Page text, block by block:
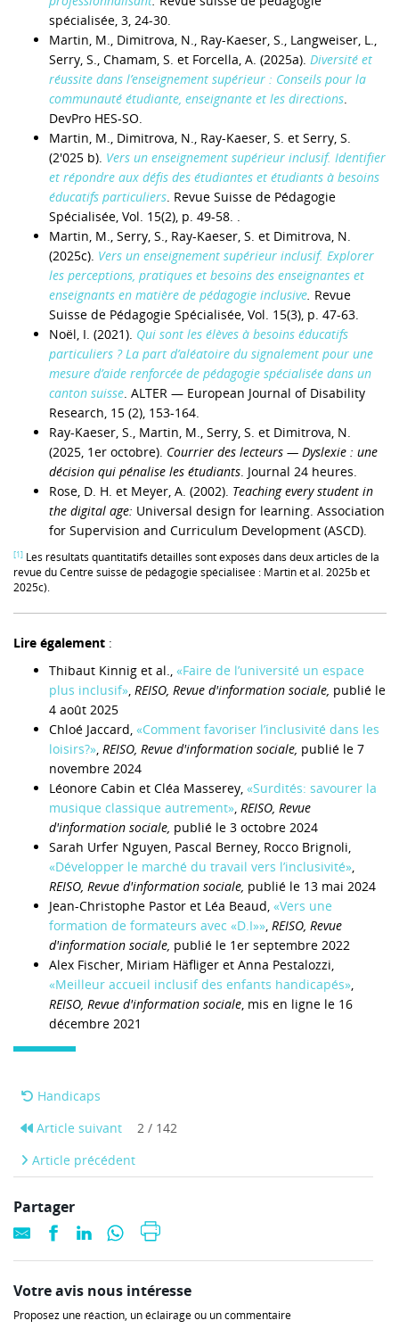
spécialisée, 3, 24-30.
Martin, M., Dimitrova, N., Ray-Kaeser, S., Langweiser, L.,
Serry, S., Chamam, S. et Forcella, A. (2025a). Diversité et
réussite dans l’enseignement supérieur : Conseils pour la
communauté étudiante, enseignante et les directions.
DevPro HES-SO.
Martin, M., Dimitrova, N., Ray-Kaeser, S. et Serry, S.
(2'025 b). Vers un enseignement supérieur inclusif. Identifier
et répondre aux défis des étudiantes et étudiants à besoins
éducatifs particuliers. Revue Suisse de Pédagogie
Spécialisée, Vol. 15(2), p. 49-58. .
Martin, M., Serry, S., Ray-Kaeser, S. et Dimitrova, N.
(2025c). Vers un enseignement supérieur inclusif. Explorer
les perceptions, pratiques et besoins des enseignantes et
enseignants en matière de pédagogie inclusive. Revue
Suisse de Pédagogie Spécialisée, Vol. 15(3), p. 47-63.
Noël, I. (2021). Qui sont les élèves à besoins éducatifs
particuliers ? La part d’aléatoire du signalement pour une
mesure d’aide renforcée de pédagogie spécialisée dans un
canton suisse. ALTER — European Journal of Disability
Research, 15 (2), 153-164.
Ray-Kaeser, S., Martin, M., Serry, S. et Dimitrova, N.
(2025, 1er octobre). Courrier des lecteurs — Dyslexie : une
décision qui pénalise les étudiants. Journal 24 heures.
Rose, D. H. et Meyer, A. (2002). Teaching every student in
the digital age: Universal design for learning. Association
for Supervision and Curriculum Development (ASCD).
[1] Les résultats quantitatifs détaillés sont exposés dans deux articles de la
revue du Centre suisse de pédagogie spécialisée : Martin et al. 2025b et
2025c).
Lire également :
Thibaut Kinnig et al., «Faire de l’université un espace
plus inclusif», REISO, Revue d'information sociale, publié le
4 août 2025
Chloé Jaccard, «Comment favoriser l’inclusivité dans les
loisirs?», REISO, Revue d'information sociale, publié le 7
novembre 2024
Léonore Cabin et Cléa Masserey, «Surdités: savourer la
musique classique autrement», REISO, Revue
d'information sociale, publié le 3 octobre 2024
Sarah Urfer Nguyen, Pascal Berney, Rocco Brignoli,
«Développer le marché du travail vers l’inclusivité»,
REISO, Revue d'information sociale, publié le 13 mai 2024
Jean-Christophe Pastor et Léa Beaud, «Vers une
formation de formateurs avec «D.I»», REISO, Revue
d'information sociale, publié le 1er septembre 2022
Alex Fischer, Miriam Häfliger et Anna Pestalozzi,
«Meilleur accueil inclusif des enfants handicapés»,
REISO, Revue d'information sociale, mis en ligne le 16
décembre 2021
Handicaps
Article suivant
2 / 142
Article précédent
Partager
Votre avis nous intéresse
Proposez une réaction, un éclairage ou un commentaire